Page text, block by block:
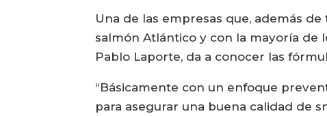
Una de las empresas que, además
salmón Atlántico y con la mayoría de
Pablo Laporte, da a conocer las
“Básicamente con un enfoque
para asegurar una buena calidad de